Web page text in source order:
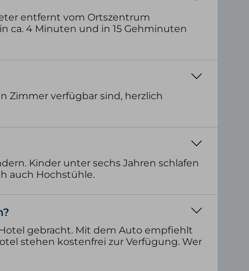
entfernt vom Ortszentrum
ca. 4 Minuten und in 15 Gehminuten
Zimmer verfügbar sind, herzlich
Kinder unter sechs Jahren schlafen
auch Hochstühle.
gebracht. Mit dem Auto empfiehlt
stehen kostenfrei zur Verfügung. Wer